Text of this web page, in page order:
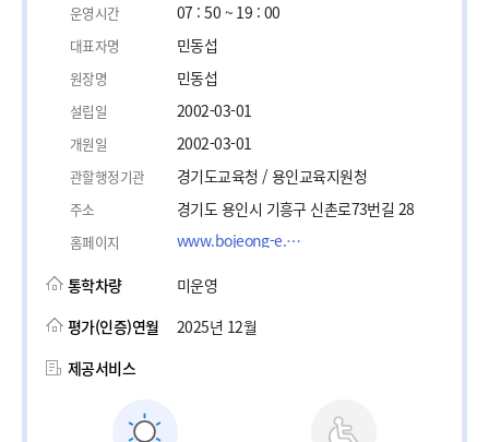
운영시간 07 : 50 ~ 19 : 00
대표자명 민동섭
원장명 민동섭
설립일 2002-03-01
개원일 2002-03-01
관할행정기관 경기도교육청 / 용인교육지원청
주소 경기도 용인시 기흥구 신촌로73번길 28
홈페이지 www.bojeong-e.goeyi.kr
통학차량
미운영
평가(인증)연월
2025년 12월
제공서비스